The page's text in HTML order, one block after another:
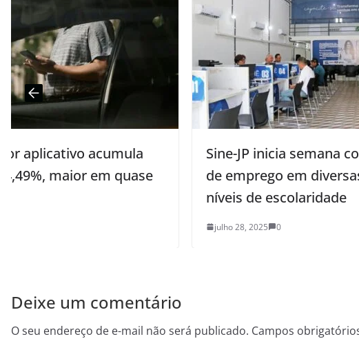
Sine-JP inicia semana com 350 vagas
de emprego em diversas áreas e
Deixe um comentário
O seu endereço de e-mail não será publicado. Campos